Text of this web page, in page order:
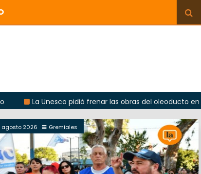
La Unesco pidió frenar las obras del oleoducto en Punta
agosto 2026 Gremiales